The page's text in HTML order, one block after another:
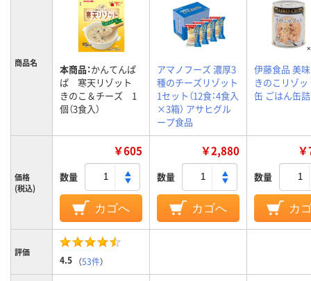
商品名 本商品：かんてんぱ
ぱ 寒天リゾット
きのこ＆チーズ 1
個（3食入）
アマノフーズ 濃厚3
種のチーズリゾット
1セット（12食：4食入
×3箱） アサヒグル
ープ食品
伊藤食品 美
きのこリゾッ
缶 ごはん缶詰
価格
(税込)
￥605
数量
カゴへ
￥2,880
数量
カゴへ
数量
カ
評価
4.5 （53件）